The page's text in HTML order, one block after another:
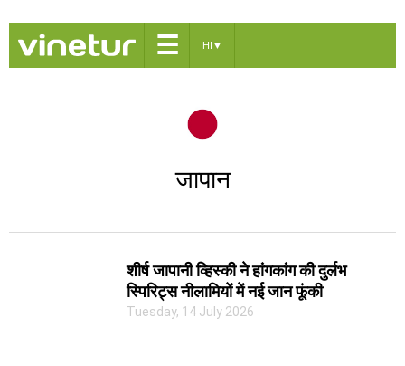
☰ HI ▼
जापान
शीर्ष जापानी व्हिस्की ने हांगकांग की दुर्लभ
स्पिरिट्स नीलामियों में नई जान फूंकी
Tuesday, 14 July 2026